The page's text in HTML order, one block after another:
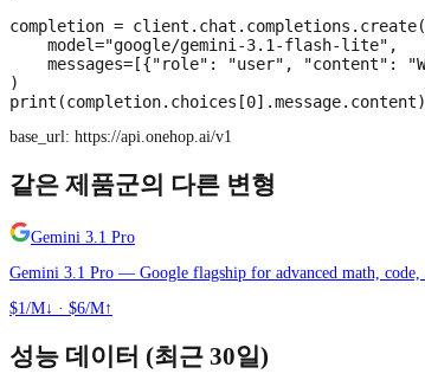
completion = client.chat.completions.create(
    model="google/gemini-3.1-flash-lite",
messages=[{"role": "user", "content":
)
print(completion.choices[0].message.content)
base_url: https://api.onehop.ai/v1
같은 제품군의 다른 변형
Gemini 3.1 Pro
Gemini 3.1 Pro — Google flagship for advanced math, code,
$1/M↓ · $6/M↑
성능 데이터 (최근 30일)